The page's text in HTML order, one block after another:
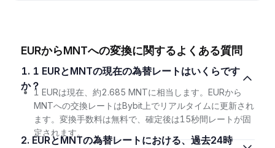
EURからMNTへの変換に関するよくある質問
1. 1 EURとMNTの現在の為替レートはいくらです
か？
1 EURは現在、約2.685 MNTに相当します。EURから
MNTへの交換レートはBybit上でリアルタイムに更新され
ます。変換手数料は無料で、確定後は15秒間レートが固
定されます。
2. EURとMNTの為替レートにおける、過去24時